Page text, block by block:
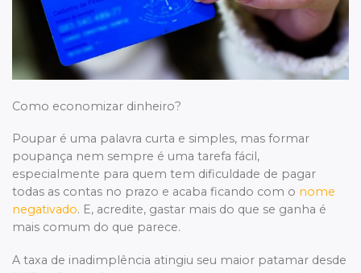
Como economizar dinheiro?
Poupar é uma palavra curta e simples, mas formar
poupança nem sempre é uma tarefa fácil,
especialmente para quem tem dificuldade de pagar
todas as contas no prazo e acaba ficando com o nome
negativado. E, acredite, gastar mais do que se ganha é
mais comum do que parece.
A taxa de inadimplência atingiu seu maior patamar desde